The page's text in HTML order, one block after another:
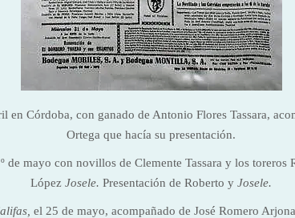
en Córdoba, con ganado de Antonio Flores Tassara,
Ortega que hacía su presentación.
de mayo con novillos de Clemente Tassara y los
López Josele. Presentación de Roberto y Josele.
el 25 de mayo, acompañado de José Romero